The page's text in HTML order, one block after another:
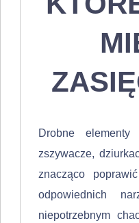
Drobne
zszywacze,
znacząco
odpowiednich
niepotrzebnym